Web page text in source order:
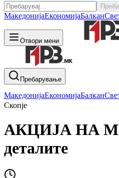
МакедонијаЕкономијаБалкан
Отвори мени
Пребарување
МакедонијаЕкономијаБалкан
Скопје
АКЦИЈА НА
деталите